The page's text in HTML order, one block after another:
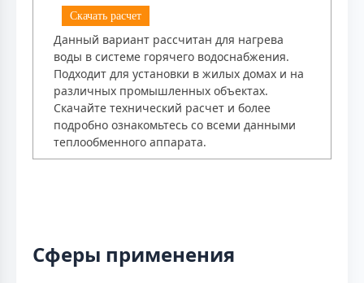
Скачать расчет
Данный вариант рассчитан для нагрева
воды в системе горячего водоснабжения.
Подходит для установки в жилых домах и на
различных промышленных объектах.
Скачайте технический расчет и более
подробно ознакомьтесь со всеми данными
теплообменного аппарата.
Сферы применения